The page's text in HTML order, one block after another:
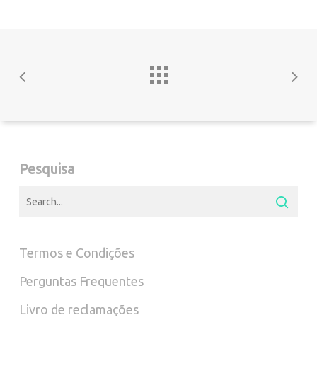
Pesquisa
Termos e Condições
Perguntas Frequentes
Livro de reclamações